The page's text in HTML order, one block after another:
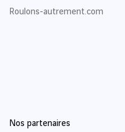
Roulons-autrement.com
Nos partenaires